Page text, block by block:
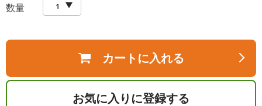
数量
カートに入れる
お気に入りに登録する